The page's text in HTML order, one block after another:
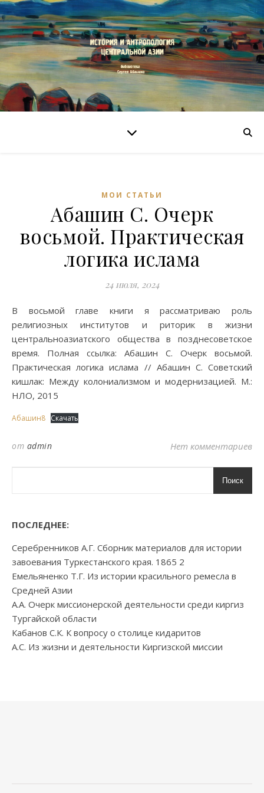
МОИ СТАТЬИ
Абашин С. Очерк
восьмой. Практическая
логика ислама
24 июля, 2024
В восьмой главе книги я рассматриваю роль
религиозных институтов и риторик в жизни
центральноазиатского общества в позднесоветское
время. Полная ссылка: Абашин С. Очерк восьмой.
Практическая логика ислама // Абашин С. Советский
кишлак: Между колониализмом и модернизацией. М.:
НЛО, 2015
Абашин8 Скачать
от admin Нет комментариев
Поиск
ПОСЛЕДНЕЕ:
Серебренников А.Г. Сборник материалов для истории
завоевания Туркестанского края. 1865 2
Емельяненко Т.Г. Из истории красильного ремесла в
Средней Азии
А.А. Очерк миссионерской деятельности среди киргиз
Тургайской области
Кабанов С.К. К вопросу о столице кидаритов
А.С. Из жизни и деятельности Киргизской миссии